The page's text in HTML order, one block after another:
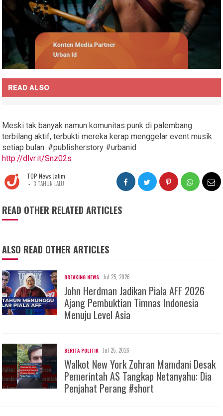
READ ALSO
Meski tak banyak namun komunitas punk di palembang
terbilang aktif, terbukti mereka kerap menggelar event musik
setiap bulan. #publisherstory #urbanid
http://dlvr.it/Snz02s
TOP News Jatim
- 3 TAHUN LALU
READ OTHER RELATED ARTICLES
ALSO READ OTHER ARTICLES
BREAKING NEWS Jul 25, 2026
John Herdman Jadikan Piala AFF 2026
Ajang Pembuktian Timnas Indonesia
Menuju Level Asia
BERITA POLITIK Jul 25, 2026
Walkot New York Zohran Mamdani Desak
Pemerintah AS Tangkap Netanyahu: Dia
Penjahat Perang #short